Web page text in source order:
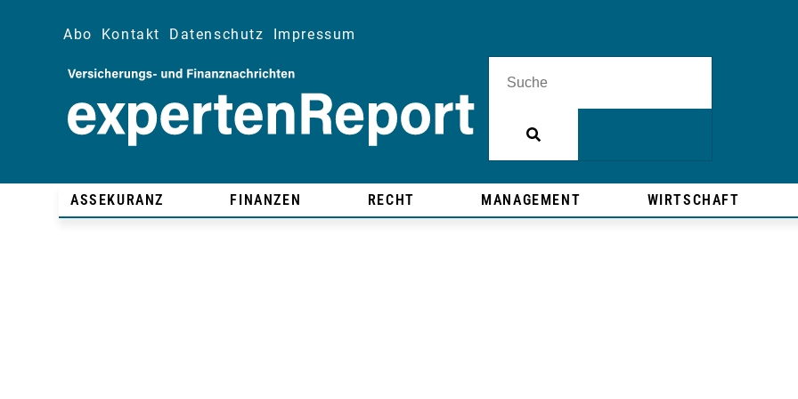
Abo Kontakt Datenschutz Impressum
ASSEKURANZ FINANZEN RECHT MANAGEMENT WIRTSCHAFT